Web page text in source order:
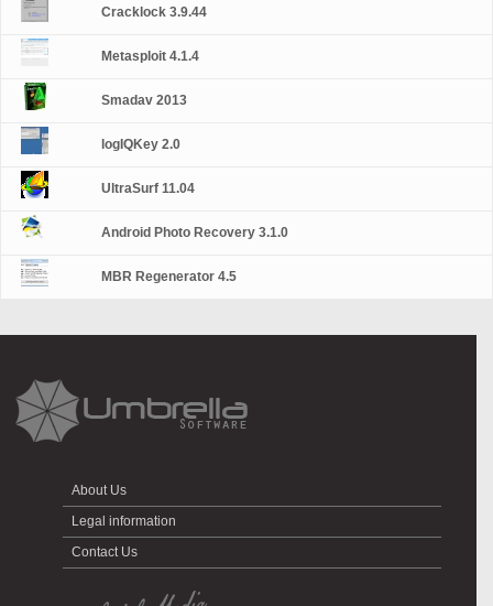
Cracklock 3.9.44
Metasploit 4.1.4
Smadav 2013
logIQKey 2.0
UltraSurf 11.04
Android Photo Recovery 3.1.0
MBR Regenerator 4.5
About Us
Legal information
Contact Us